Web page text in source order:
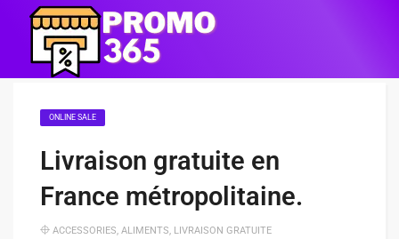
ONLINE SALE
Livraison gratuite en
France métropolitaine.
ACCESSORIES, ALIMENTS, LIVRAISON GRATUITE